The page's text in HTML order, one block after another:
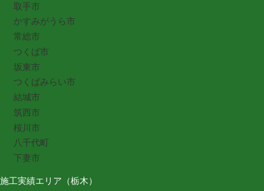
取手市
かすみがうら市
常総市
つくば市
坂東市
つくばみらい市
結城市
筑西市
桜川市
八千代町
下妻市
施工実績エリア（栃木）